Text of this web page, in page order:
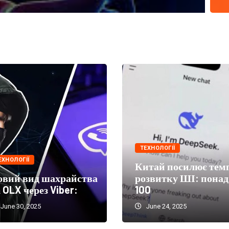
вид шахрайства
OLX через Viber:
June 30, 2025
ТЕХНОЛОГІЇ
Китай посилює
розвитку ШІ: понад
100
June 24, 2025